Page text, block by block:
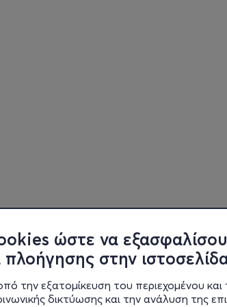
ώστε να
πλοήγησης στην
την εξατομίκευση του περιεχομένου
δικτύωσης και την ανάλυση της